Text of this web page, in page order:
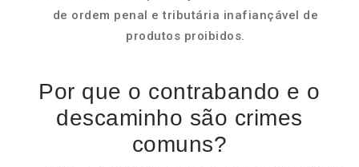
de ordem penal e tributária inafiançável de
produtos proibidos.
Por que o contrabando e o
descaminho são crimes
comuns?